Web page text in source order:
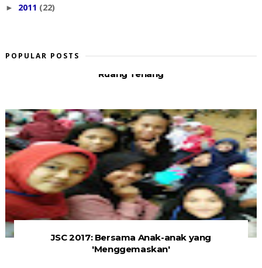
► 2011 (22)
POPULAR POSTS
Ruang Tenang
JSC 2017: Bersama Anak-anak yang
'Menggemaskan'